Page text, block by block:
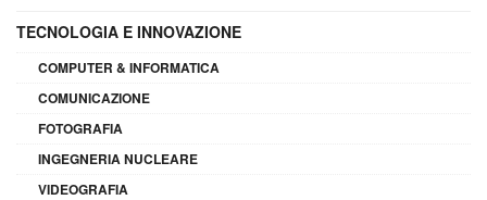
TECNOLOGIA E INNOVAZIONE
COMPUTER & INFORMATICA
COMUNICAZIONE
FOTOGRAFIA
INGEGNERIA NUCLEARE
VIDEOGRAFIA